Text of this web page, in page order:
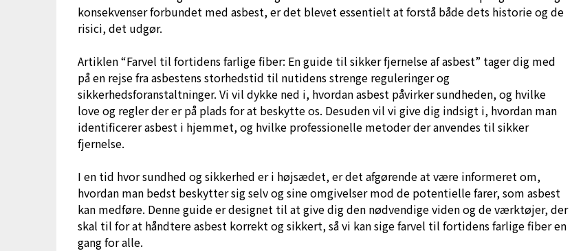
konsekvenser forbundet med asbest, er det blevet essentielt at forstå både dets historie og de
risici, det udgør.
Artiklen “Farvel til fortidens farlige fiber: En guide til sikker fjernelse af asbest” tager dig med
på en rejse fra asbestens storhedstid til nutidens strenge reguleringer og
sikkerhedsforanstaltninger. Vi vil dykke ned i, hvordan asbest påvirker sundheden, og hvilke
love og regler der er på plads for at beskytte os. Desuden vil vi give dig indsigt i, hvordan man
identificerer asbest i hjemmet, og hvilke professionelle metoder der anvendes til sikker
fjernelse.
I en tid hvor sundhed og sikkerhed er i højsædet, er det afgørende at være informeret om,
hvordan man bedst beskytter sig selv og sine omgivelser mod de potentielle farer, som asbest
kan medføre. Denne guide er designet til at give dig den nødvendige viden og de værktøjer, der
skal til for at håndtere asbest korrekt og sikkert, så vi kan sige farvel til fortidens farlige fiber en
gang for alle.